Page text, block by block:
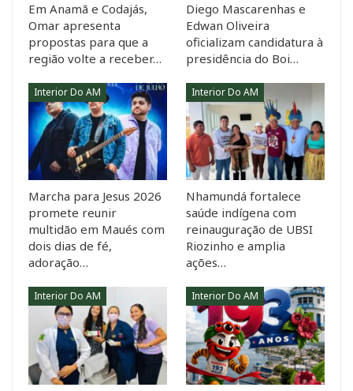
Em Anamã e Codajás,
Omar apresenta
propostas para que a
região volte a receber…
Diego Mascarenhas e
Edwan Oliveira
oficializam candidatura à
presidência do Boi…
Interior Do AM
Marcha para Jesus 2026
promete reunir
multidão em Maués com
dois dias de fé,
adoração…
Interior Do AM
Nhamundá fortalece
saúde indígena com
reinauguração de UBSI
Riozinho e amplia
ações…
Interior Do AM Interior Do AM